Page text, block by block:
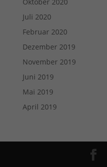
Oktober 2020
Juli 2020
Februar 2020
Dezember 2019
November 2019
Juni 2019
Mai 2019
April 2019